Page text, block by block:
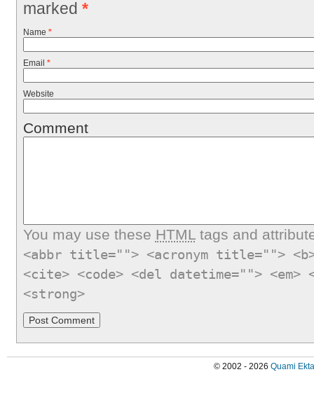
marked *
Name *
Email *
Website
Comment
You may use these HTMLtags and
<abbr title=""> <acronym title="">
<cite> <code> <del datetime="">
<strong>
© 2002 - 2026 Quami